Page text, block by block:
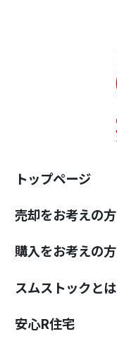
トップページ
売却をお考えの方
購入をお考えの方
スムストックとは
安心R住宅